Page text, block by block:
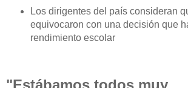
Los dirigentes del país consideran
equivocaron con una decisión que
rendimiento escolar
"Estábamos todos muy